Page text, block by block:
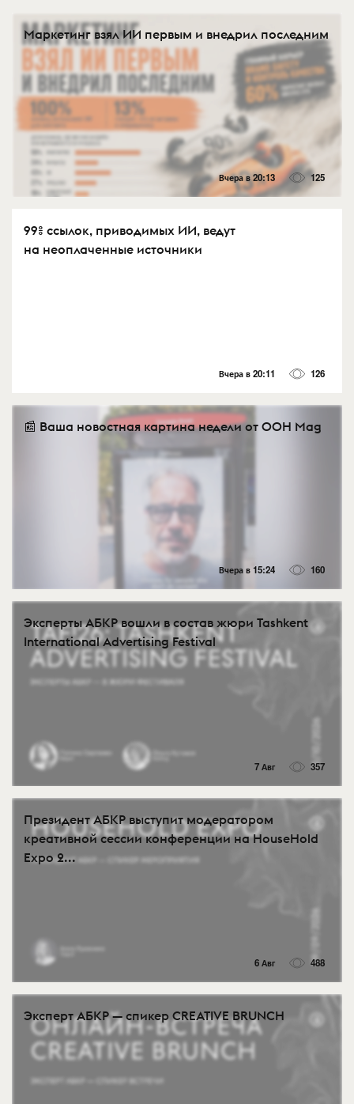
Маркетинг взял ИИ первым и внедрил последним
Вчера в 20:13 125
99% ссылок, приводимых ИИ, ведут
на неоплаченные источники
Вчера в 20:11 126
📰 Ваша новостная картина недели от OOH Mag
Вчера в 15:24 160
Эксперты АБКР вошли в состав жюри Tashkent
International Advertising Festival
7 Авг 357
Президент АБКР выступит модератором
креативной сессии конференции на HouseHold
Expo 2...
6 Авг 488
Эксперт АБКР — спикер CREATIVE BRUNCH